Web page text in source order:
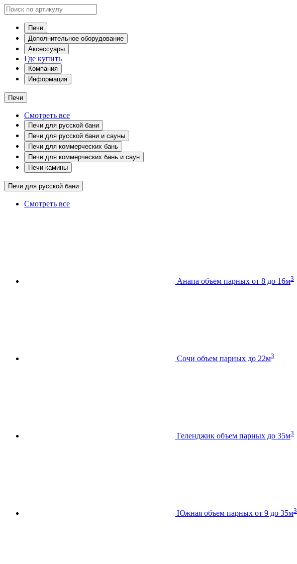
Печи
Дополнительное оборудование
Аксессуары
Где купить
Компания
Информация
Печи
Смотреть все
Печи для русской бани
Печи для русской бани и сауны
Печи для коммерческих бань
Печи для коммерческих бань и саун
Печи-камины
Печи для русской бани
Смотреть все
Анапа объем парных от 8 до 16м3
Сочи объем парных до 22м3
Геленджик объем парных до 35м3
Южная объем парных от 9 до 35м3